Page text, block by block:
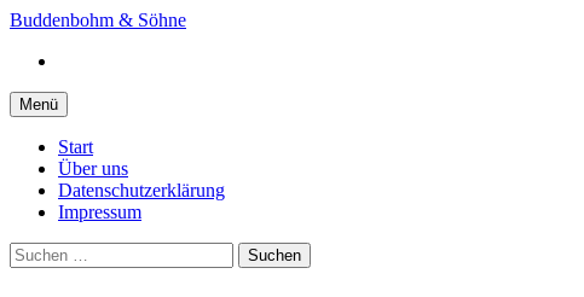
Springe
Inhalt
Buddenbohm & Söhne
Menü
Start
Über uns
Datenschutzerklärung
Impressum
Suchen
nach: